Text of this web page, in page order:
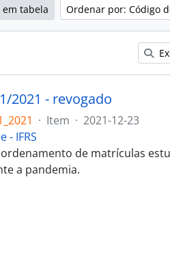
em tabela Ordenar por: Código
2021 - revogado
· Item · 2021-12-23
- IFRS
de matrículas
a pandemia.